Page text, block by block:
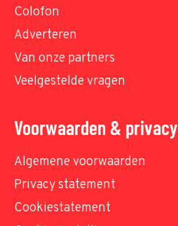
Colofon
Adverteren
Van onze partners
Veelgestelde vragen
Voorwaarden & privacy
Algemene voorwaarden
Privacy statement
Cookiestatement